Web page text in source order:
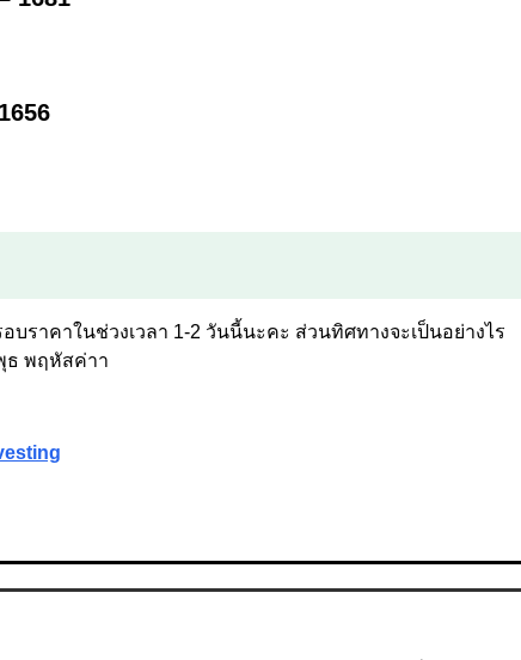
บราคาในช่วงเวลา 1-2 วันนี้นะคะ ส่วนทิศทางจะเป็นอย่างไร
ธ พฤหัสค่าา